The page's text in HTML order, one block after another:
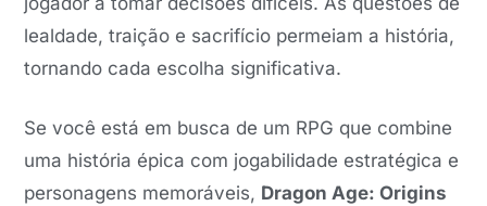
lealdade, traição e sacrifício permeiam a história,
tornando cada escolha significativa.
Se você está em busca de um RPG que combine
uma história épica com jogabilidade estratégica e
personagens memoráveis, Dragon Age: Origins